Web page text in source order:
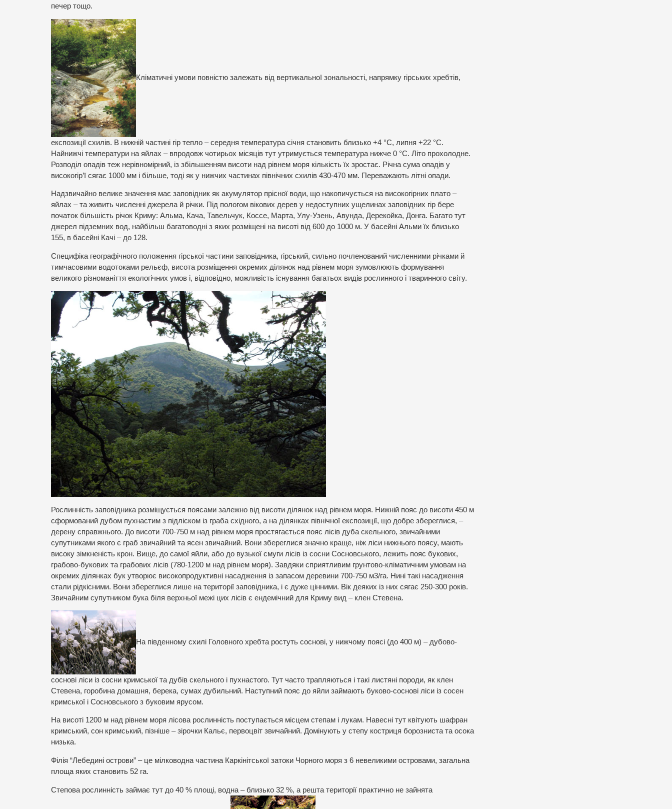
печер тощо.
Кліматичні умови повністю залежать від вертикальної зональності, напрямку гірських хребтів,
експозиції схилів. В нижній частині гір тепло – середня температура січня становить близько +4 °С, липня +22 °С.
Найнижчі температури на яйлах – впродовж чотирьох місяців тут утримується температура нижче 0 °С. Літо прохолодне.
Розподіл опадів теж нерівномірний, із збільшенням висоти над рівнем моря кількість їх зростає. Річна сума опадів у
високогір’ї сягає 1000 мм і більше, тоді як у нижчих частинах північних схилів 430-470 мм. Переважають літні опади.
Надзвичайно велике значення має заповідник як акумулятор прісної води, що накопичується на високогірних плато –
яйлах – та живить численні джерела й річки. Під пологом вікових дерев у недоступних ущелинах заповідних гір бере
початок більшість річок Криму: Альма, Кача, Тавельчук, Коссе, Марта, Улу-Узень, Авунда, Дерекойка, Донга. Багато тут
джерел підземних вод, найбільш багатоводні з яких розміщені на висоті від 600 до 1000 м. У басейні Альми їх близько
155, в басейні Качі – до 128.
Специфіка географічного положення гірської частини заповідника, гірський, сильно почленований численними річками й
тимчасовими водотоками рельєф, висота розміщення окремих ділянок над рівнем моря зумовлюють формування
великого різноманіття екологічних умов і, відповідно, можливість існування багатьох видів рослинного і тваринного світу.
Рослинність заповідника розміщується поясами залежно від висоти ділянок над рівнем моря. Нижній пояс до висоти 450 м
сформований дубом пухнастим з підліском із граба східного, а на ділянках північної експозиції, що добре збереглися, –
дерену справжнього. До висоти 700-750 м над рівнем моря простягається пояс лісів дуба скельного, звичайними
супутниками якого є граб звичайний та ясен звичайний. Вони збереглися значно краще, ніж ліси нижнього поясу, мають
високу зімкненість крон. Вище, до самої яйли, або до вузької смуги лісів із сосни Сосновського, лежить пояс букових,
грабово-букових та грабових лісів (780-1200 м над рівнем моря). Завдяки сприятливим грунтово-кліматичним умовам на
окремих ділянках бук утворює високопродуктивні насадження із запасом деревини 700-750 м3/га. Нині такі насадження
стали рідкісними. Вони збереглися лише на території заповідника, і є дуже цінними. Вік деяких із них сягає 250-300 років.
Звичайним супутником бука біля верхньої межі цих лісів є ендемічний для Криму вид – клен Стевена.
На південному схилі Головного хребта ростуть соснові, у нижчому поясі (до 400 м) – дубово-
соснові ліси із сосни кримської та дубів скельного і пухнастого. Тут часто трапляються і такі листяні породи, як клен
Стевена, горобина домашня, берека, сумах дубильний. Наступний пояс до яйли займають буково-соснові ліси із сосен
кримської і Сосновського з буковим ярусом.
На висоті 1200 м над рівнем моря лісова рослинність поступається місцем степам і лукам. Навесні тут квітують шафран
кримський, сон кримський, пізніше – зірочки Кальє, первоцвіт звичайний. Домінують у степу костриця борозниста та осока
низька.
Філія “Лебедині острови” – це мілководна частина Каркінітської затоки Чорного моря з 6 невеликими островами, загальна
площа яких становить 52 га.
Степова рослинність займає тут до 40 % площі, водна – близько 32 %, а решта території практично не зайнята